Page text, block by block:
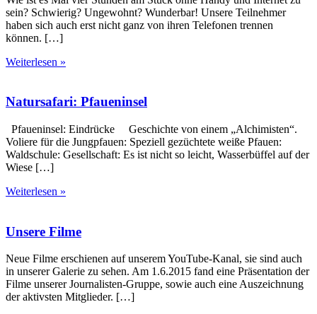
sein? Schwierig? Ungewohnt? Wunderbar! Unsere Teilnehmer
haben sich auch erst nicht ganz von ihren Telefonen trennen
können. […]
Weiterlesen »
Natursafari: Pfaueninsel
Pfaueninsel: Eindrücke Geschichte von einem „Alchimisten“.
Voliere für die Jungpfauen: Speziell gezüchtete weiße Pfauen:
Waldschule: Gesellschaft: Es ist nicht so leicht, Wasserbüffel auf der
Wiese […]
Weiterlesen »
Unsere Filme
Neue Filme erschienen auf unserem YouTube-Kanal, sie sind auch
in unserer Galerie zu sehen. Am 1.6.2015 fand eine Präsentation der
Filme unserer Journalisten-Gruppe, sowie auch eine Auszeichnung
der aktivsten Mitglieder. […]